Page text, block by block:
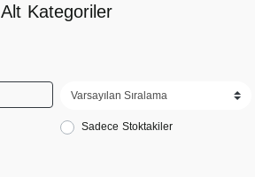
Alt Kategoriler
Sadece Stoktakiler